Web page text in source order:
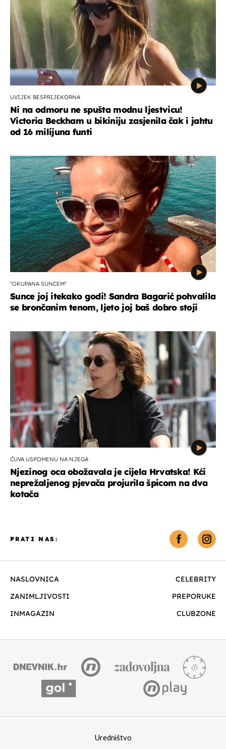
UVIJEK BESPRIJEKORNA
Ni na odmoru ne spušta modnu ljestvicu!
Victoria Beckham u bikiniju zasjenila čak i jahtu
od 16 milijuna funti
"OKUPANA SUNCEM"
Sunce joj itekako godi! Sandra Bagarić pohvalila
se brončanim tenom, ljeto joj baš dobro stoji
ČUVA USPOMENU NA NJEGA
Njezinog oca obožavala je cijela Hrvatska! Kći
neprežaljenog pjevača projurila špicom na dva
kotača
NASLOVNICA
CELEBRITY
ZANIMLJIVOSTI
PREPORUKE
INMAGAZIN
CLUBZONE
PRATI NAS:
Uredništvo